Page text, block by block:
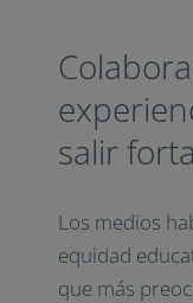
salir
Los medios
equidad
que más